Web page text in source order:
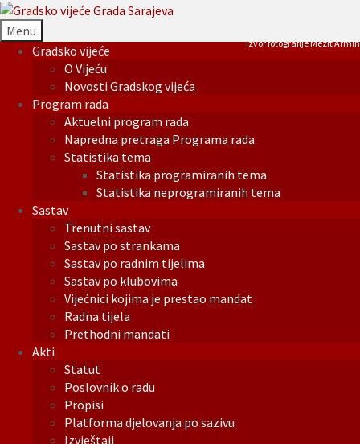
Menu
Gradsko vijeće
O Vijeću
Novosti Gradskog vijeća
Program rada
Aktuelni program rada
Napredna pretraga Programa rada
Statistika tema
Statistika programiranih tema
Statistika neprogramiranih tema
Sastav
Trenutni sastav
Sastav po strankama
Sastav po radnim tijelima
Sastav po klubovima
Vijećnici kojima je prestao mandat
Radna tijela
Prethodni mandati
Akti
Statut
Poslovnik o radu
Propisi
Platforma djelovanja po sazivu
Izvještaji
Izvor fotografije Mezit Armin